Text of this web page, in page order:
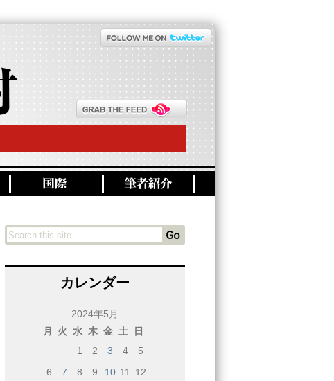
カレンダー
2024年5月
月
火 水 木 金 土
日
1
2 3 4
5
6
7 8 9 10 11
12